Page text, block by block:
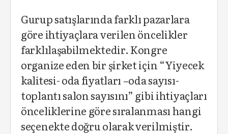
Gurup satışlarında farklı pazarlara
göre ihtiyaçlara verilen öncelikler
farklılaşabilmektedir. Kongre
organize eden bir şirket için “Yiyecek
kalitesi- oda fiyatları –oda sayısı-
toplantı salon sayısını” gibi ihtiyaçları
önceliklerine göre sıralanması hangi
seçenekte doğru olarak verilmiştir.